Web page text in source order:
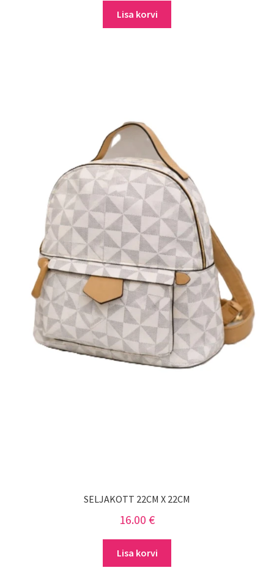
Lisa korvi
SELJAKOTT 22CM X 22CM
16.00 €
Lisa korvi